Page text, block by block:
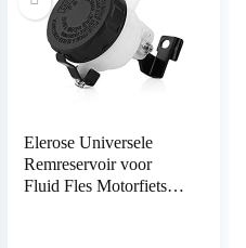
Elerose Universele
Remreservoir voor
Fluid Fles Motorfiets